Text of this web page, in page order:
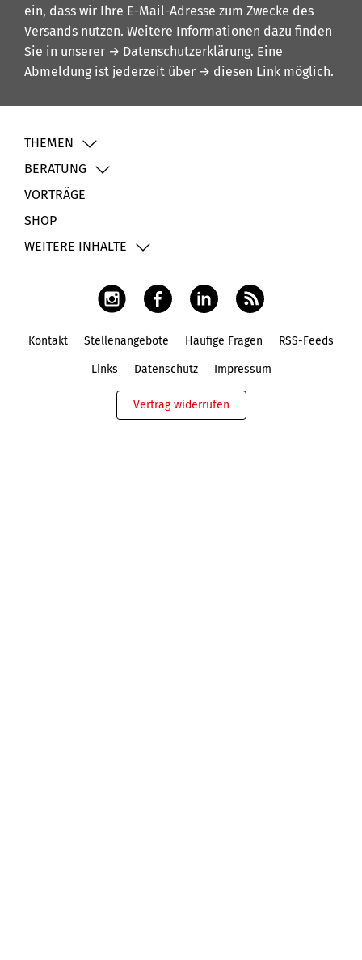
ein, dass wir Ihre E-Mail-Adresse zum Zwecke des
Versands nutzen. Weitere Informationen dazu finden
Sie in unserer → Datenschutzerklärung. Eine
Abmeldung ist jederzeit über → diesen Link möglich.
THEMEN
BERATUNG
VORTRÄGE
SHOP
WEITERE INHALTE
Kontakt Stellenangebote Häufige Fragen RSS-Feeds
Links Datenschutz Impressum
Vertrag widerrufen